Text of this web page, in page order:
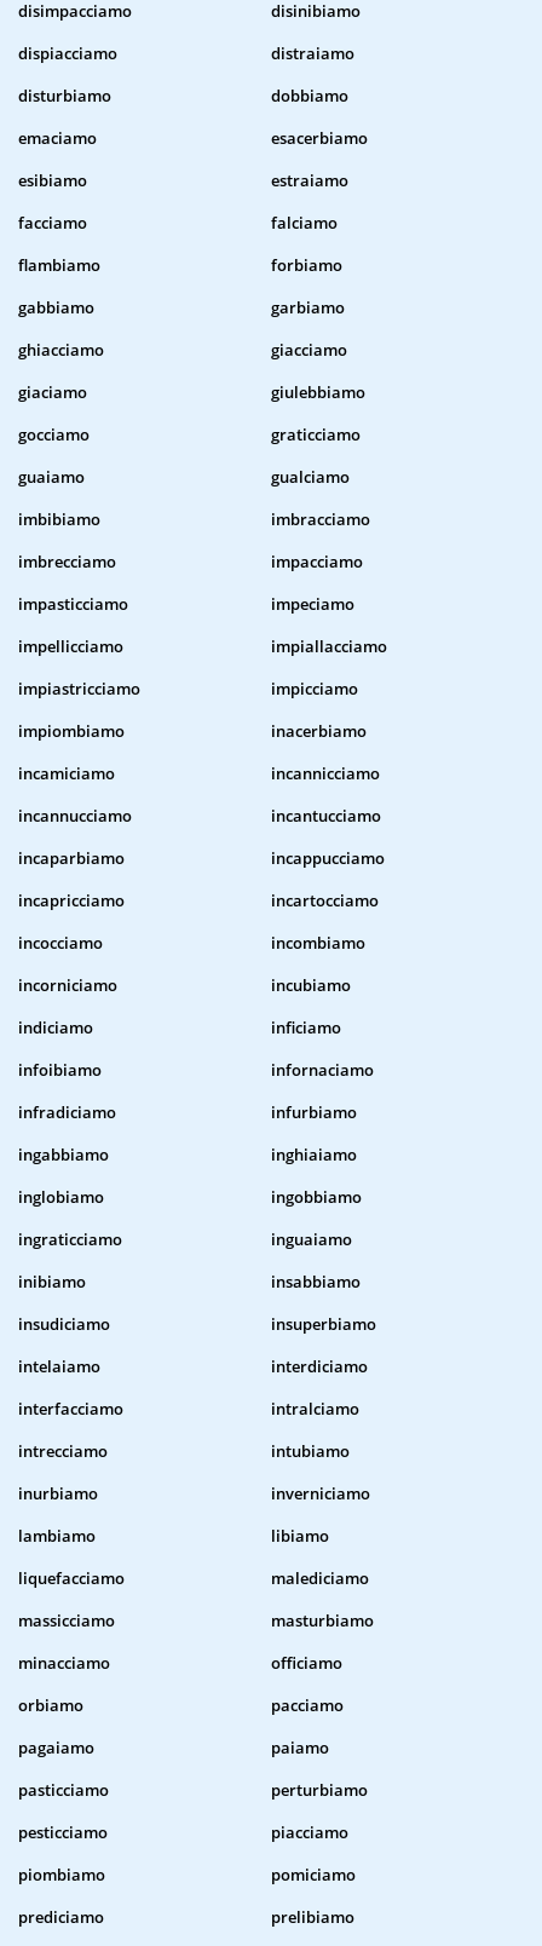
disimpacciamo
disinibiamo
dispiacciamo
distraiamo
disturbiamo
dobbiamo
emaciamo
esacerbiamo
esibiamo
estraiamo
facciamo
falciamo
flambiamo
forbiamo
gabbiamo
garbiamo
ghiacciamo
giacciamo
giaciamo
giulebbiamo
gocciamo
graticciamo
guaiamo
gualciamo
imbibiamo
imbracciamo
imbrecciamo
impacciamo
impasticciamo
impeciamo
impellicciamo
impiallacciamo
impiastricciamo
impicciamo
impiombiamo
inacerbiamo
incamiciamo
incannicciamo
incannucciamo
incantucciamo
incaparbiamo
incappucciamo
incapricciamo
incartocciamo
incocciamo
incombiamo
incorniciamo
incubiamo
indiciamo
inficiamo
infoibiamo
infornaciamo
infradiciamo
infurbiamo
ingabbiamo
inghiaiamo
inglobiamo
ingobbiamo
ingraticciamo
inguaiamo
inibiamo
insabbiamo
insudiciamo
insuperbiamo
intelaiamo
interdiciamo
interfacciamo
intralciamo
intrecciamo
intubiamo
inurbiamo
inverniciamo
lambiamo
libiamo
liquefacciamo
malediciamo
massicciamo
masturbiamo
minacciamo
officiamo
orbiamo
pacciamo
pagaiamo
paiamo
pasticciamo
perturbiamo
pesticciamo
piacciamo
piombiamo
pomiciamo
prediciamo
prelibiamo